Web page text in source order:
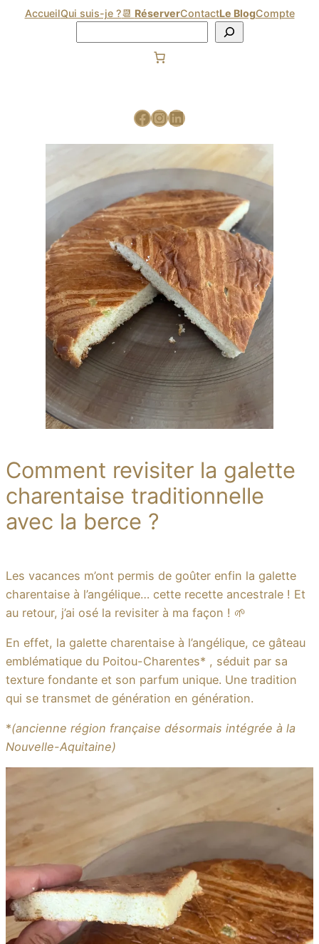
AccueilQui suis-je ?📆 RéserverContactLe BlogCompte
Comment revisiter la galette
charentaise traditionnelle
avec la berce ?
Les vacances m’ont permis de goûter enfin la galette
charentaise à l’angélique… cette recette ancestrale ! Et
au retour, j’ai osé la revisiter à ma façon ! 🌱
En effet, la galette charentaise à l’angélique, ce gâteau
emblématique du Poitou-Charentes* , séduit par sa
texture fondante et son parfum unique. Une tradition
qui se transmet de génération en génération.
*(ancienne région française désormais intégrée à la
Nouvelle-Aquitaine)